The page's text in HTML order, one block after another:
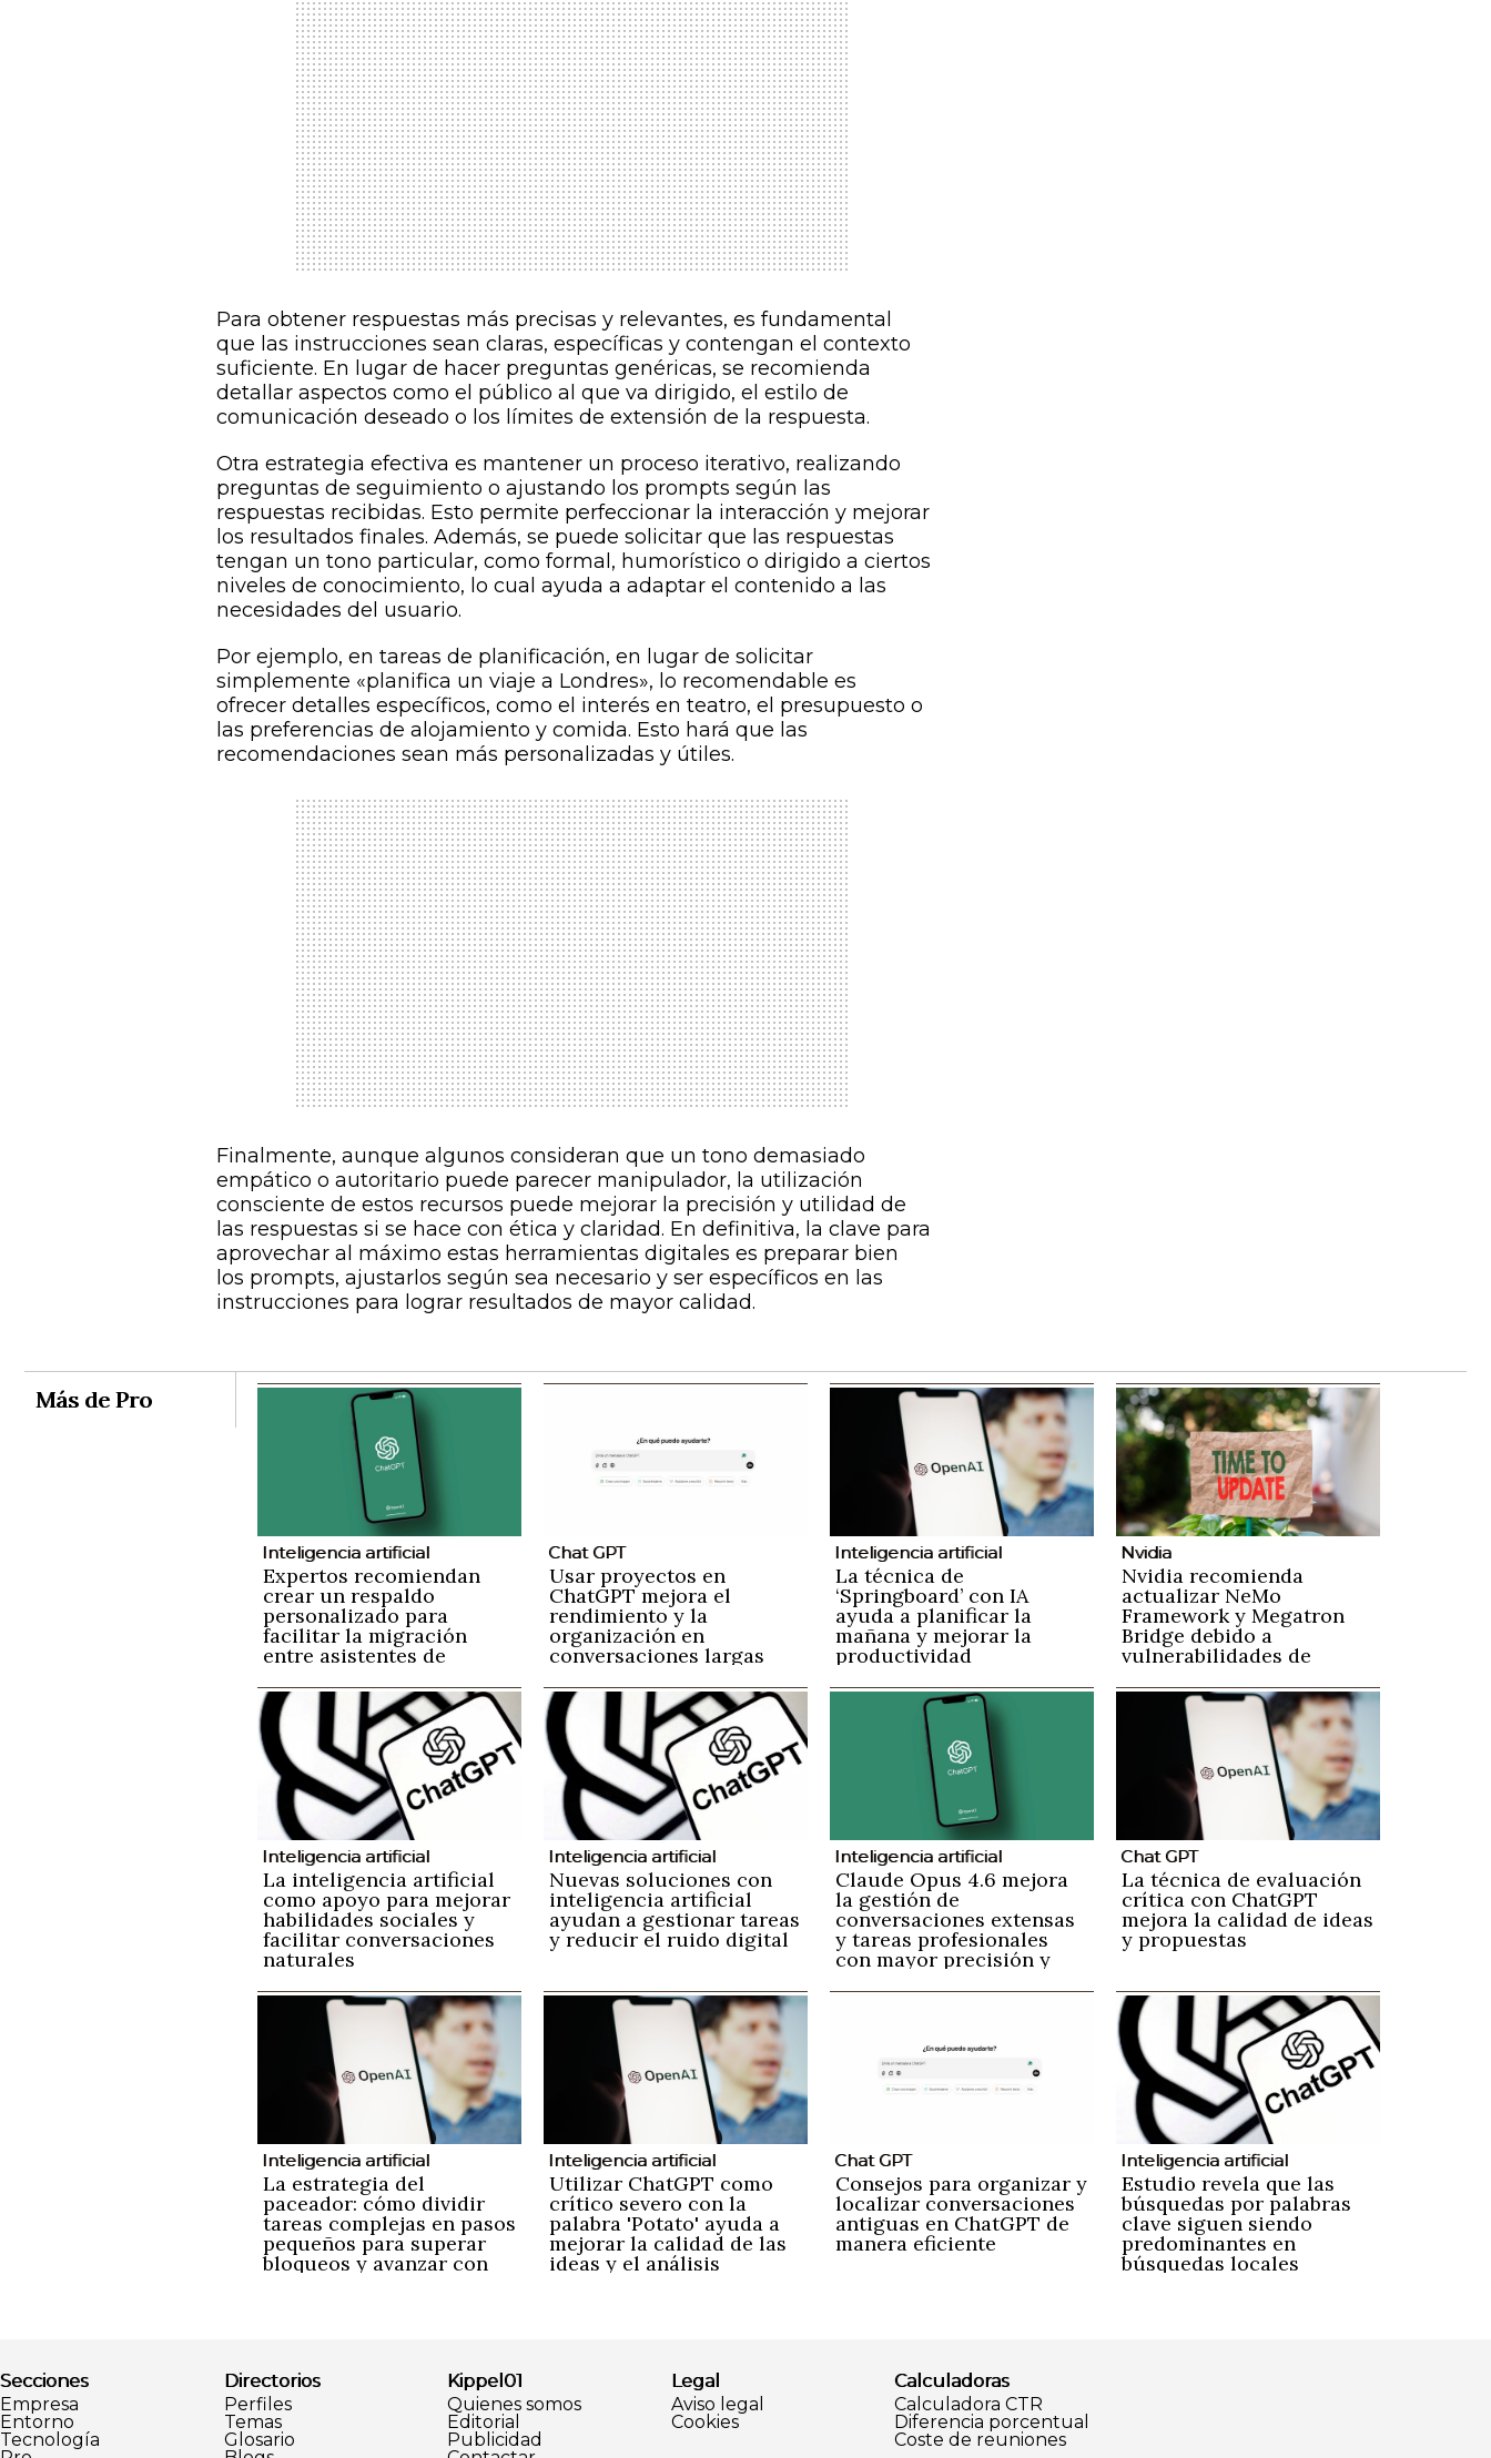
Para obtener respuestas más precisas y relevantes, es fundamental
que las instrucciones sean claras, específicas y contengan el contexto
suficiente. En lugar de hacer preguntas genéricas, se recomienda
detallar aspectos como el público al que va dirigido, el estilo de
comunicación deseado o los límites de extensión de la respuesta.
Otra estrategia efectiva es mantener un proceso iterativo, realizando
preguntas de seguimiento o ajustando los prompts según las
respuestas recibidas. Esto permite perfeccionar la interacción y mejorar
los resultados finales. Además, se puede solicitar que las respuestas
tengan un tono particular, como formal, humorístico o dirigido a ciertos
niveles de conocimiento, lo cual ayuda a adaptar el contenido a las
necesidades del usuario.
Por ejemplo, en tareas de planificación, en lugar de solicitar
simplemente «planifica un viaje a Londres», lo recomendable es
ofrecer detalles específicos, como el interés en teatro, el presupuesto o
las preferencias de alojamiento y comida. Esto hará que las
recomendaciones sean más personalizadas y útiles.
Finalmente, aunque algunos consideran que un tono demasiado
empático o autoritario puede parecer manipulador, la utilización
consciente de estos recursos puede mejorar la precisión y utilidad de
las respuestas si se hace con ética y claridad. En definitiva, la clave para
aprovechar al máximo estas herramientas digitales es preparar bien
los prompts, ajustarlos según sea necesario y ser específicos en las
instrucciones para lograr resultados de mayor calidad.
Más de Pro
Inteligencia artificial
Expertos recomiendan
crear un respaldo
personalizado para
facilitar la migración
entre asistentes de
perder información
Chat GPT
Usar proyectos en
ChatGPT mejora el
rendimiento y la
organización en
conversaciones largas
Inteligencia artificial
La técnica de
‘Springboard’ con IA
ayuda a planificar la
mañana y mejorar la
productividad
Nvidia
Nvidia recomienda
actualizar NeMo
Framework y Megatron
Bridge debido a
vulnerabilidades de
Inteligencia artificial
La inteligencia artificial
como apoyo para mejorar
habilidades sociales y
facilitar conversaciones
naturales
Inteligencia artificial
Nuevas soluciones con
inteligencia artificial
ayudan a gestionar tareas
y reducir el ruido digital
Inteligencia artificial
Claude Opus 4.6 mejora
la gestión de
conversaciones extensas
y tareas profesionales
con mayor precisión y
Chat GPT
La técnica de evaluación
crítica con ChatGPT
mejora la calidad de ideas
y propuestas
Inteligencia artificial
La estrategia del
paceador: cómo dividir
tareas complejas en pasos
pequeños para superar
bloqueos y avanzar con
Inteligencia artificial
Utilizar ChatGPT como
crítico severo con la
palabra 'Potato' ayuda a
mejorar la calidad de las
ideas y el análisis
Chat GPT
Consejos para organizar y
localizar conversaciones
antiguas en ChatGPT de
manera eficiente
Inteligencia artificial
Estudio revela que las
búsquedas por palabras
clave siguen siendo
predominantes en
búsquedas locales
Secciones
Empresa
Entorno
Tecnología
Directorios
Perfiles
Temas
Glosario
Kippel01
Quienes somos
Editorial
Publicidad
Legal
Aviso legal
Cookies
Calculadoras
Calculadora CTR
Diferencia porcentual
Coste de reuniones